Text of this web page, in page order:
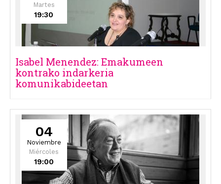
Martes
19:30
Isabel Menendez: Emakumeen
kontrako indarkeria
komunikabideetan
04
Noviembre
Miércoles
19:00